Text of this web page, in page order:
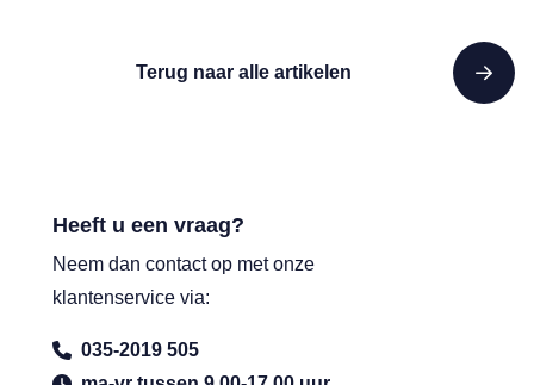
Terug naar alle artikelen
Heeft u een vraag?
Neem dan contact op met onze
klantenservice via:
035-2019 505